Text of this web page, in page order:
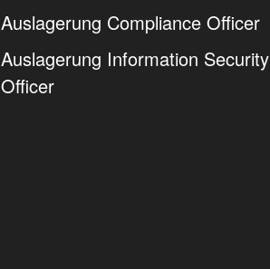
Auslagerung Compliance Officer
Auslagerung Information Security
Officer